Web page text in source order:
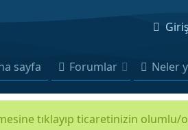
sayfa Forumlar Neler
tıklayıp ticaretinizin olumlu/